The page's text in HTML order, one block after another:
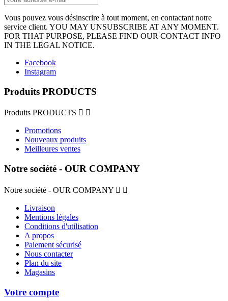
Vous pouvez vous désinscrire à tout moment, en contactant notre
service client. YOU MAY UNSUBSCRIBE AT ANY MOMENT.
FOR THAT PURPOSE, PLEASE FIND OUR CONTACT INFO
IN THE LEGAL NOTICE.
Facebook
Instagram
Produits PRODUCTS
Produits PRODUCTS  
Promotions
Nouveaux produits
Meilleures ventes
Notre société - OUR COMPANY
Notre société - OUR COMPANY  
Livraison
Mentions légales
Conditions d'utilisation
A propos
Paiement sécurisé
Nous contacter
Plan du site
Magasins
Votre compte